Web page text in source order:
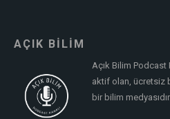
AÇIK BİLİM
Açık Bilim Podcast
aktif olan, ücretsiz
bir bilim medyasıdır.